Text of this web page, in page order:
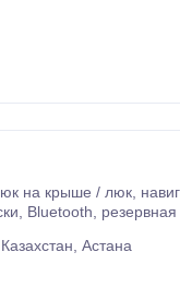
Казахстан, Астана